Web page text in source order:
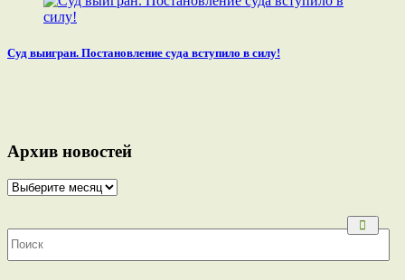
Суд выигран. Постановление суда вступило в силу!
Архив новостей
Архив
Archives